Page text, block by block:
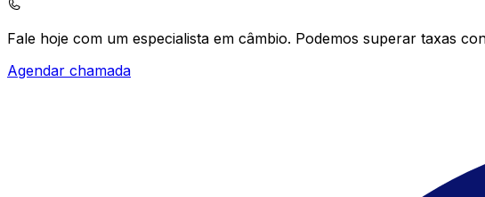
Fale hoje com um especialista em câmbio. Podemos superar taxas
Agendar chamada